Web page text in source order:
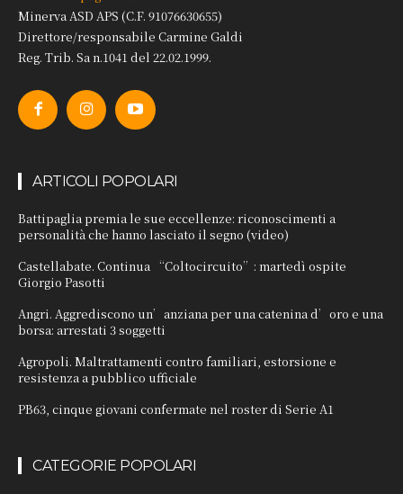
Minerva ASD APS (C.F. 91076630655)
Direttore/responsabile Carmine Galdi
Reg. Trib. Sa n.1041 del 22.02.1999.
ARTICOLI POPOLARI
Battipaglia premia le sue eccellenze: riconoscimenti a
personalità che hanno lasciato il segno (video)
Castellabate. Continua “Coltocircuito”: martedì ospite
Giorgio Pasotti
Angri. Aggrediscono un’anziana per una catenina d’oro e una
borsa: arrestati 3 soggetti
Agropoli. Maltrattamenti contro familiari, estorsione e
resistenza a pubblico ufficiale
PB63, cinque giovani confermate nel roster di Serie A1
CATEGORIE POPOLARI